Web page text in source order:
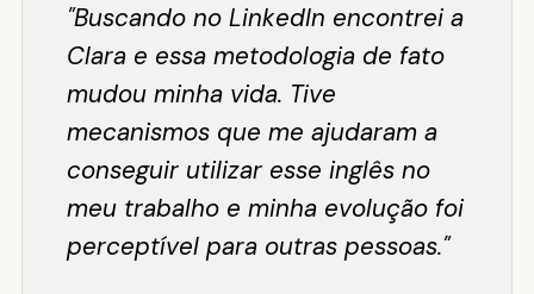
"Buscando no LinkedIn encontrei a
Clara e essa metodologia de fato
mudou minha vida. Tive
mecanismos que me ajudaram a
conseguir utilizar esse inglês no
meu trabalho e minha evolução foi
perceptível para outras pessoas."